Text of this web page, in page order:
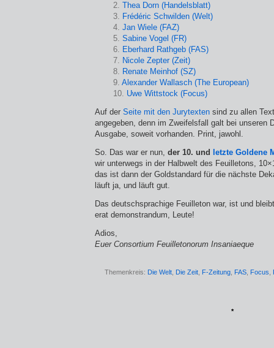
2. Thea Dorn (Handelsblatt)
3. Frédéric Schwilden (Welt)
4. Jan Wiele (FAZ)
5. Sabine Vogel (FR)
6. Eberhard Rathgeb (FAS)
7. Nicole Zepter (Zeit)
8. Renate Meinhof (SZ)
9. Alexander Wallasch (The European)
10. Uwe Wittstock (Focus)
Auf der Seite mit den Jurytexten sind zu allen
angegeben, denn im Zweifelsfall galt bei unseren
Ausgabe, soweit vorhanden. Print, jawohl.
So. Das war er nun, der 10. und
letzte Goldene
wir unterwegs in der Halbwelt des Feuilletons,
das ist dann der Goldstandard für die nächste
läuft ja, und läuft gut.
Das deutschsprachige Feuilleton war, ist und
erat demonstrandum, Leute!
Adios,
Euer Consortium Feuilletonorum Insaniaeque
Themenkreis: Die Welt Die Zeit F-Zeitung FAS Focus
*